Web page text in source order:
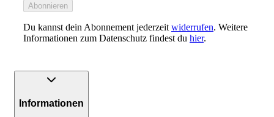
Abonnieren
Du kannst dein Abonnement jederzeit widerrufen. Weitere
Informationen zum Datenschutz findest du hier.
Informationen